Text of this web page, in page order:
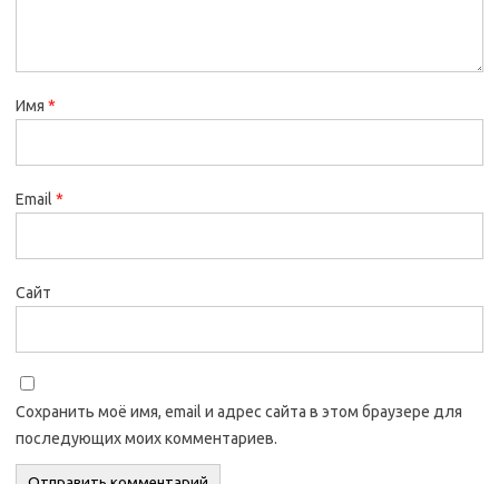
Имя *
Email *
Сайт
Сохранить моё имя, email и адрес сайта в этом браузере для
последующих моих комментариев.